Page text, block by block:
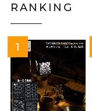
RANKING